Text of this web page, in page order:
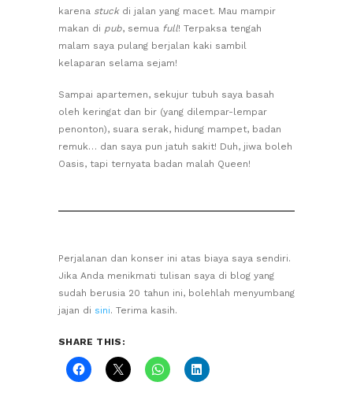
karena stuck di jalan yang macet. Mau mampir
makan di pub, semua full! Terpaksa tengah
malam saya pulang berjalan kaki sambil
kelaparan selama sejam!
Sampai apartemen, sekujur tubuh saya basah
oleh keringat dan bir (yang dilempar-lempar
penonton), suara serak, hidung mampet, badan
remuk… dan saya pun jatuh sakit! Duh, jiwa boleh
Oasis, tapi ternyata badan malah Queen!
Perjalanan dan konser ini atas biaya saya sendiri.
Jika Anda menikmati tulisan saya di blog yang
sudah berusia 20 tahun ini, bolehlah menyumbang
jajan di sini. Terima kasih.
SHARE THIS: